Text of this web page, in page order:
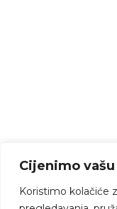
Cijenimo
Koristimo kolačiće